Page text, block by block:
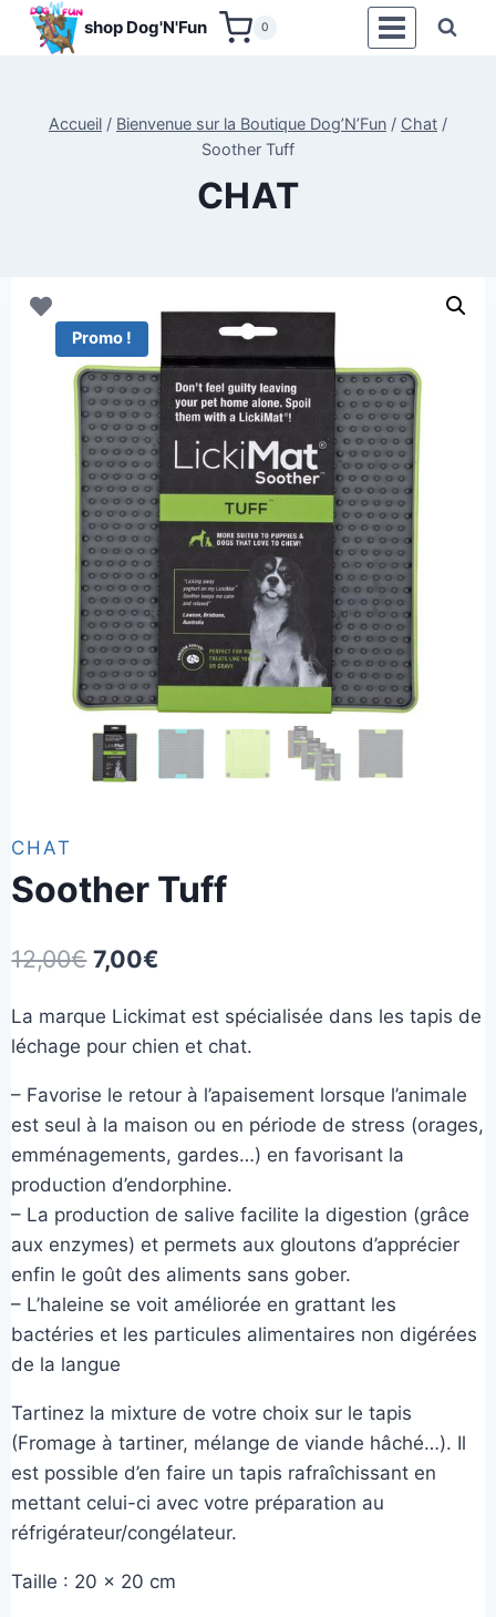
Aller
shop Dog'N'Fun 0
Accueil / Bienvenue sur la Boutique Dog’N’Fun / Chat /
Soother Tuff
CHAT
Promo !
CHAT
Soother Tuff
12,00€ Le
initial
12,00€.
7,00€
actuel
7,00€.
La marque Lickimat est spécialisée dans les tapis de
léchage pour chien et chat.
– Favorise le retour à l’apaisement lorsque l’animale
est seul à la maison ou en période de stress (orages,
emménagements, gardes…) en favorisant la
production d’endorphine.
– La production de salive facilite la digestion (grâce
aux enzymes) et permets aux gloutons d’apprécier
enfin le goût des aliments sans gober.
– L’haleine se voit améliorée en grattant les
bactéries et les particules alimentaires non digérées
de la langue
Tartinez la mixture de votre choix sur le tapis
(Fromage à tartiner, mélange de viande hâché…). Il
est possible d’en faire un tapis rafraîchissant en
mettant celui-ci avec votre préparation au
réfrigérateur/congélateur.
Taille : 20 x 20 cm